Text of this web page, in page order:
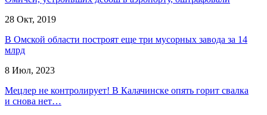
28 Окт, 2019
В Омской области построят еще три мусорных завода за 14
млрд
8 Июл, 2023
Мецлер не контролирует! В Калачинске опять горит свалка
и снова нет…